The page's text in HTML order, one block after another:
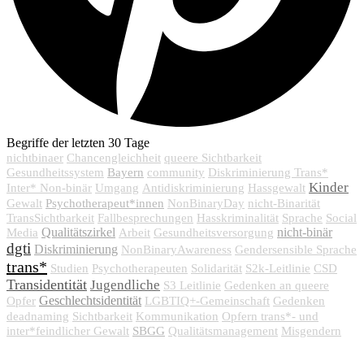
Begriffe der letzten 30 Tage
nichtbinaer Chancengleichheit queere Sichtbarkeit
Gesundheitssystem Bayern community Diskriminierung Trans*
Inter* Non-binär Umgang Antidiskriminierung Hassgewalt Kinder
Gewalt Psychotherapeut*innen NonBinaryDay nicht-Binarität
TransSichtbarkeit Fallbesprechungen Hasskriminalität Sprache Social
Media Qualitätszirkel Arbeit Gesundheitsversorgung nicht-binär
dgti Diskriminierung NonBinaryAwareness Gendersensible Sprache
trans* Studien Psychotherapeuten Solidarität S2k-Leitlinie CSD
Transidentität Jugendliche S3 Leitlinie Gedenken an queere
Opfer Geschlechtsidentität LGBTIQ+-Gemeinschaft Gedenken
deadnaming Sichtbarkeit Kommunikation Opfern trans*- und
inter*feindlicher Gewalt SBGG Qualitätsmanagement Misgendern